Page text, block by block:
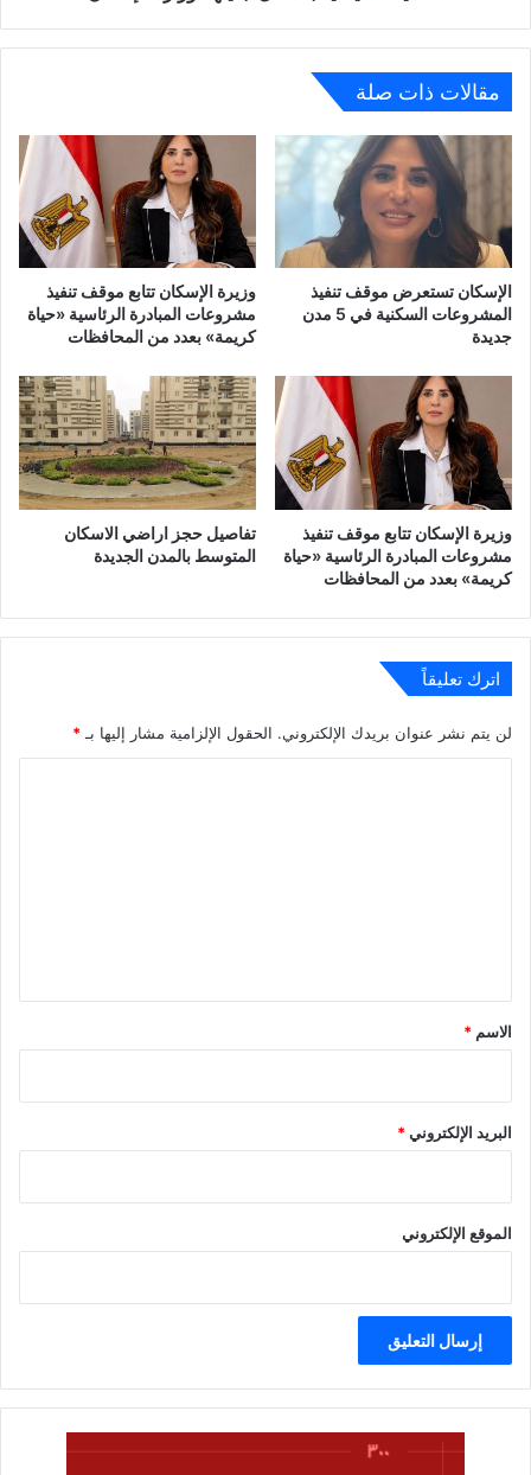
لوزارة
الإسكان
مقالات ذات صلة
الإسكان تستعرض موقف تنفيذ
المشروعات السكنية في 5 مدن
جديدة
وزيرة الإسكان تتابع موقف تنفيذ
مشروعات المبادرة الرئاسية «حياة
كريمة» بعدد من المحافظات
وزيرة الإسكان تتابع موقف تنفيذ
مشروعات المبادرة الرئاسية «حياة
كريمة» بعدد من المحافظات
تفاصيل حجز اراضي الاسكان
المتوسط بالمدن الجديدة
اترك تعليقاً
لن يتم نشر عنوان بريدك الإلكتروني. الحقول الإلزامية مشار إليها بـ*
*
الاسم *
البريد الإلكتروني*
الموقع الإلكتروني